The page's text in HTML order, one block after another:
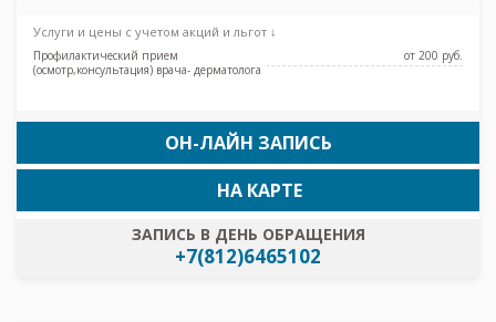
Услуги и цены с учетом акций и льгот ↓
Профилактический прием
(осмотр,консультация) врача- дерматолога
от 200 pуб.
ОН-ЛАЙН ЗАПИСЬ
ЗАПИСЬ В ДЕНЬ ОБРАЩЕНИЯ
+7(812)6465102
НА КАРТЕ